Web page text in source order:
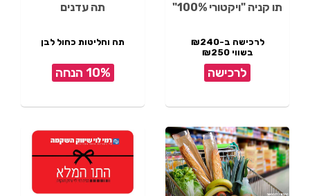
תו קניה "ויקטורי 100%"
לרכישה ב-₪240
בשווי ₪250
לרכישה
תה עדנים
תה וחליטות כחול לבן
10% הנחה